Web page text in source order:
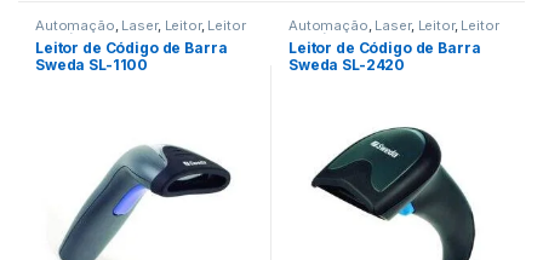
Automação, Laser, Leitor, Leitor
de Código de Barra
Leitor de Código de Barra
Sweda SL-1100
Automação, Laser, Leitor, Leitor
de Código de Barra
Leitor de Código de Barra
Sweda SL-2420